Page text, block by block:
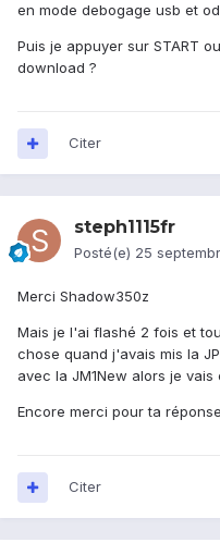
en mode debogage usb et
Puis je appuyer sur START
download ?
Citer
steph1115fr
Posté(e) 25
Merci Shadow350z
Mais je l'ai flashé 2 fois et
chose quand j'avais mis la
avec la JM1New alors je
Encore merci pour ta réponse
Citer